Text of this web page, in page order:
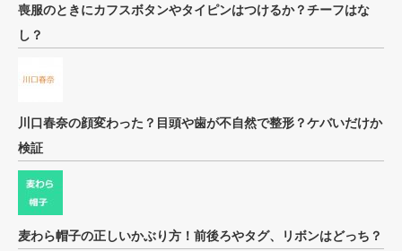
喪服のときにカフスボタンやタイピンはつけるか？チーフはな
し？
川口春奈の顔変わった？目頭や歯が不自然で整形？ケバいだけか
検証
麦わら帽子の正しいかぶり方！前後ろやタグ、リボンはどっち？